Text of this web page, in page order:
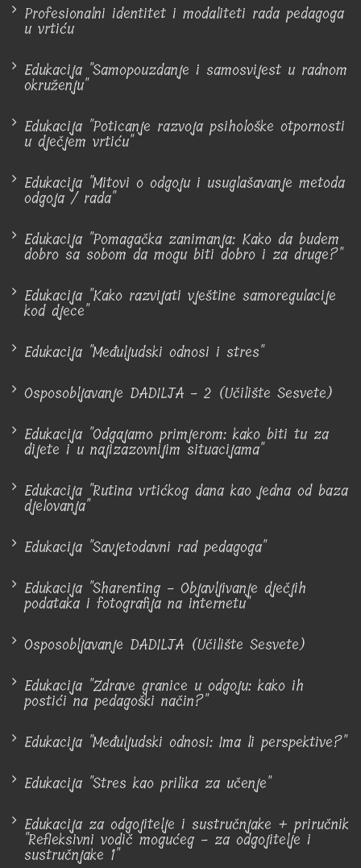
Profesionalni identitet i modaliteti rada pedagoga
u vrtiću
Edukacija "Samopouzdanje i samosvijest u radnom
okruženju"
Edukacija "Poticanje razvoja psihološke otpornosti
u dječjem vrtiću"
Edukacija "Mitovi o odgoju i usuglašavanje metoda
odgoja / rada"
Edukacija "Pomagačka zanimanja: Kako da budem
dobro sa sobom da mogu biti dobro i za druge?"
Edukacija "Kako razvijati vještine samoregulacije
kod djece"
Edukacija "Međuljudski odnosi i stres"
Osposobljavanje DADILJA - 2 (Učilište Sesvete)
Edukacija "Odgajamo primjerom: kako biti tu za
dijete i u najizazovnijim situacijama"
Edukacija "Rutina vrtićkog dana kao jedna od baza
djelovanja"
Edukacija "Savjetodavni rad pedagoga"
Edukacija "Sharenting - Objavljivanje dječjih
podataka i fotografija na internetu"
Osposobljavanje DADILJA (Učilište Sesvete)
Edukacija "Zdrave granice u odgoju: kako ih
postići na pedagoški način?"
Edukacija "Međuljudski odnosi: Ima li perspektive?"
Edukacija "Stres kao prilika za učenje"
Edukacija za odgojitelje i sustručnjake + priručnik
"Refleksivni vodič mogućeg - za odgojitelje i
sustručnjake 1"